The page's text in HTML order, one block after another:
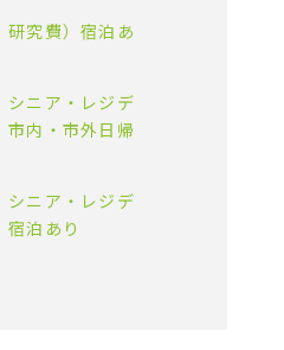
究費）宿泊あ
ニア・レジデ
内・市外日帰
ニア・レジデ
泊あり